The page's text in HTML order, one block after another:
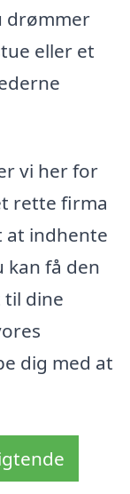
drømmer
eller et
vi her for
rette firma
at indhente
kan få den
dine
dig med at